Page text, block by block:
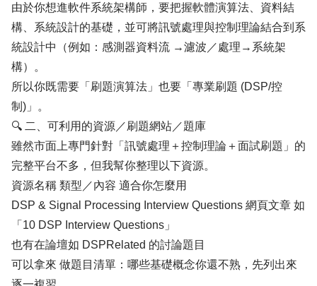
由於你想進軟件系統架構師，要把握軟體演算法、資料結
構、系統設計的基礎，並可將訊號處理與控制理論結合到系
統設計中（例如：感測器資料流 →濾波／處理→系統架
構）。
所以你既需要「刷題演算法」也要「專業刷題 (DSP/控
制)」。
🔍 二、可利用的資源／刷題網站／題庫
雖然市面上專門針對「訊號處理＋控制理論＋面試刷題」的
完整平台不多，但我幫你整理以下資源。
資源名稱 類型／內容 適合你怎麼用
DSP & Signal Processing Interview Questions 網頁文章 如
「10 DSP Interview Questions」
也有在論壇如 DSPRelated 的討論題目
可以拿來 做題目清單：哪些基礎概念你還不熟，先列出來